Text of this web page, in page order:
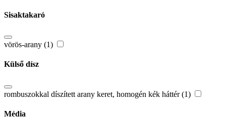
Sisaktakaró
vörös-arany (1)
Külső dísz
rombuszokkal díszített arany keret, homogén kék háttér (1)
Média